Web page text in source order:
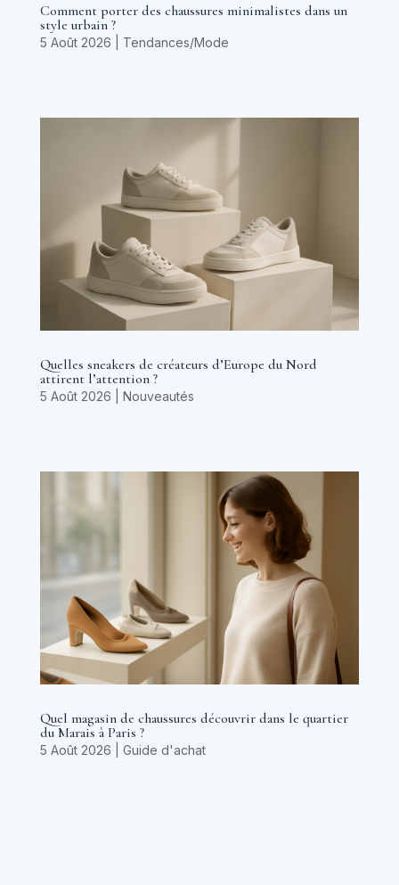
Comment porter des chaussures minimalistes dans un
style urbain ?
5 Août 2026 Tendances/Mode
Quelles sneakers de créateurs d’Europe du Nord
attirent l’attention ?
5 Août 2026 Nouveautés
Quel magasin de chaussures découvrir dans le quartier
du Marais à Paris ?
5 Août 2026 Guide d'achat